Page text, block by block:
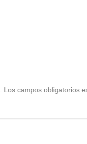
Los campos obligatorios